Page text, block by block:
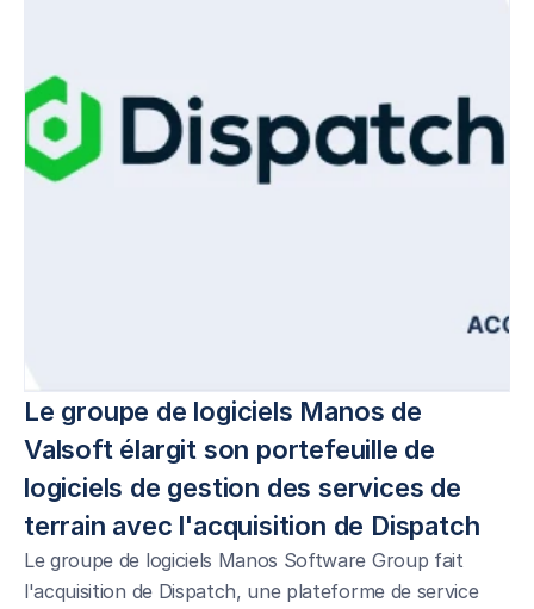
Le groupe de logiciels Manos de
Valsoft élargit son portefeuille de
logiciels de gestion des services de
terrain avec l'acquisition de Dispatch
Le groupe de logiciels Manos Software Group fait
l'acquisition de Dispatch, une plateforme de service